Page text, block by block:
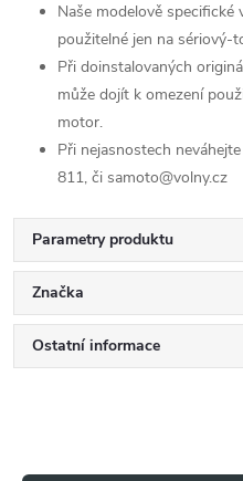
Naše modelově
použitelné jen na sériový-
Při doinstalovaných
může dojít k omezení
motor.
Při nejasnostech
811, či samoto@volny.cz
Parametry produktu
Značka
Ostatní informace